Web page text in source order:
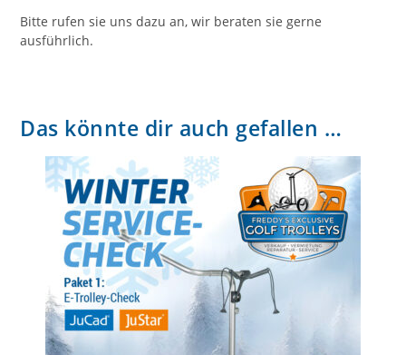
Bitte rufen sie uns dazu an, wir beraten sie gerne
ausführlich.
Das könnte dir auch gefallen …